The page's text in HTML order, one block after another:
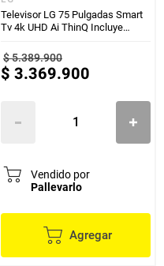
Televisor LG 75 Pulgadas Smart
Tv 4k UHD Ai ThinQ Incluye
$5.389.900
$ 3.369.900
Vendido por
Pallevarlo
Agregar